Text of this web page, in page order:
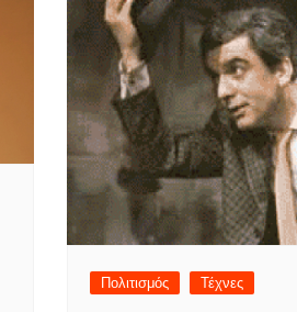
Πολιτισμός Τέχνες